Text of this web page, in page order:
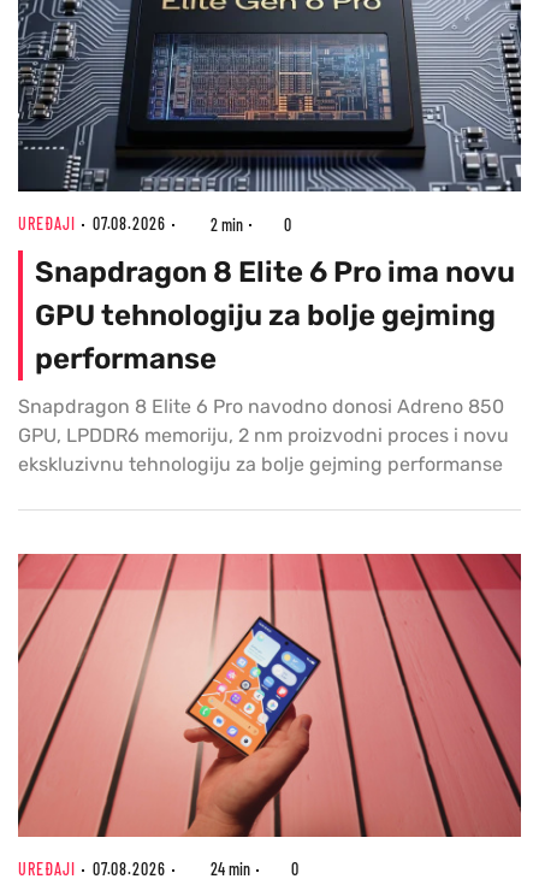
UREĐAJI 07.08.2026 2 min 0
Snapdragon 8 Elite 6 Pro ima novu
GPU tehnologiju za bolje gejming
performanse
Snapdragon 8 Elite 6 Pro navodno donosi Adreno 850
GPU, LPDDR6 memoriju, 2 nm proizvodni proces i novu
ekskluzivnu tehnologiju za bolje gejming performanse
UREĐAJI 07.08.2026 24 min 0